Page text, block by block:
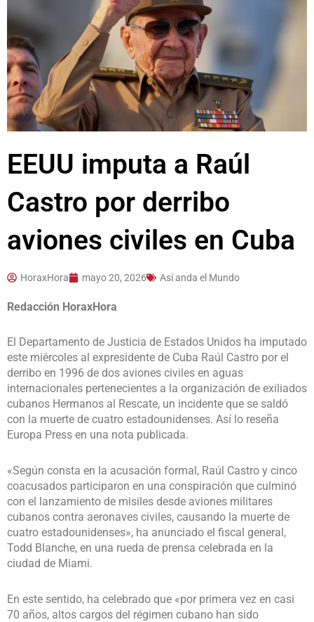
EEUU imputa a Raúl
Castro por derribo
aviones civiles en Cuba
HoraxHora mayo 20, 2026 Así anda el Mundo
Redacción HoraxHora
El Departamento de Justicia de Estados Unidos ha imputado
este miércoles al expresidente de Cuba Raúl Castro por el
derribo en 1996 de dos aviones civiles en aguas
internacionales pertenecientes a la organización de exiliados
cubanos Hermanos al Rescate, un incidente que se saldó
con la muerte de cuatro estadounidenses. Así lo reseña
Europa Press en una nota publicada.
«Según consta en la acusación formal, Raúl Castro y cinco
coacusados participaron en una conspiración que culminó
con el lanzamiento de misiles desde aviones militares
cubanos contra aeronaves civiles, causando la muerte de
cuatro estadounidenses», ha anunciado el fiscal general,
Todd Blanche, en una rueda de prensa celebrada en la
ciudad de Miami.
En este sentido, ha celebrado que «por primera vez en casi
70 años, altos cargos del régimen cubano han sido